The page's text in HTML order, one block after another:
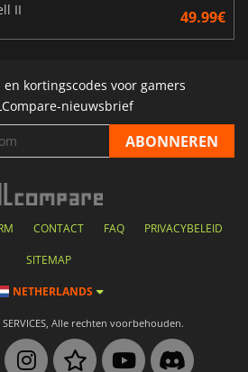
II 49.99€
kortingscodes voor gamers
nieuwsbrief
CONTACT FAQ PRIVACYBELEID
SITEMAP
NETHERLANDS
SERVICES, Alle rechten voorbehouden.